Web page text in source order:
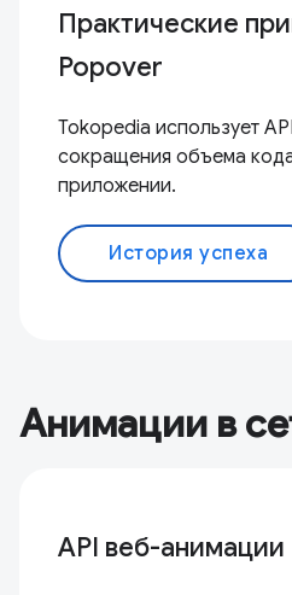
Практические
Popover
Tokopedia использует
сокращения объема
приложении.
История успеха
Анимации в
API веб-анимации